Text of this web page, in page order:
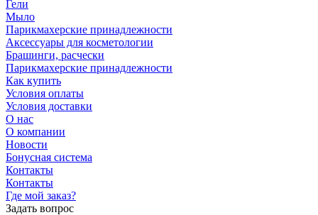
Гели
Мыло
Парикмахерские принадлежности
Аксессуары для косметологии
Брашинги, расчески
Парикмахерские принадлежности
Как купить
Условия оплаты
Условия доставки
О нас
О компании
Новости
Бонусная система
Контакты
Контакты
Где мой заказ?
Задать вопрос